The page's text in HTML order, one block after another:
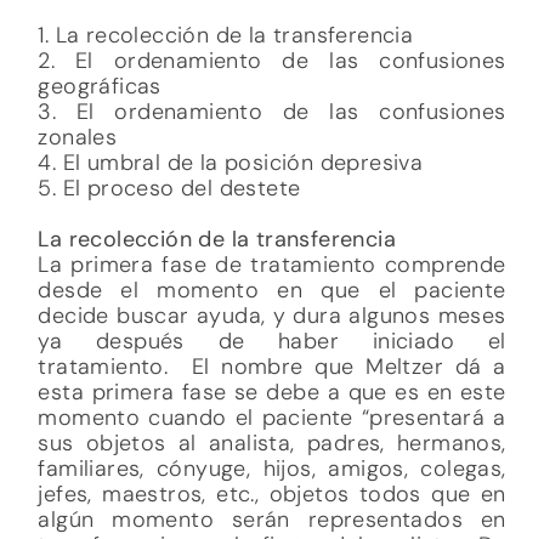
1. La recolección de la transferencia
2. El ordenamiento de las confusiones
geográficas
3. El ordenamiento de las confusiones
zonales
4. El umbral de la posición depresiva
5. El proceso del destete
La recolección de la transferencia
La primera fase de tratamiento comprende
desde el momento en que el paciente
decide buscar ayuda, y dura algunos meses
ya después de haber iniciado el
tratamiento. El nombre que Meltzer dá a
esta primera fase se debe a que es en este
momento cuando el paciente “presentará a
sus objetos al analista, padres, hermanos,
familiares, cónyuge, hijos, amigos, colegas,
jefes, maestros, etc., objetos todos que en
algún momento serán representados en